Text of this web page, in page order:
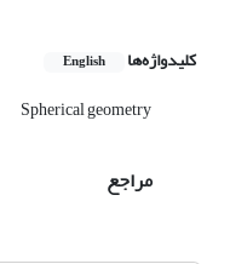
کلیدواژه‌ها English
Spherical geometry
مراجع